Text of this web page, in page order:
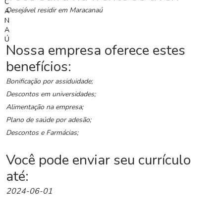
h
a
a
p
p
C
a
d
a
s
r
a
r
C
u
Desejável residir em Maracanaú
Nossa empresa oferece estes
benefícios:
Bonificação por assiduidade;
Descontos em universidades;
Alimentação na empresa;
Plano de saúde por adesão;
Descontos e Farmácias;
Você pode enviar seu currículo
até:
2024-06-01